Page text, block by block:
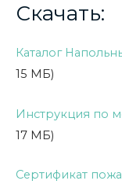
Скачать:
Каталог
15 МБ)
Инструкция по
17 МБ)
Сертификат